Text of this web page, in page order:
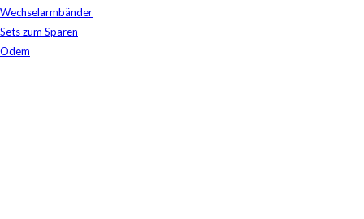
Wechselarmbänder
Sets zum Sparen
Odem